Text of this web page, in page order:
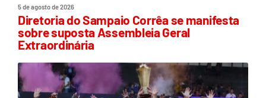
5 de agosto de 2026
Diretoria do Sampaio Corrêa se manifesta
sobre suposta Assembleia Geral
Extraordinária